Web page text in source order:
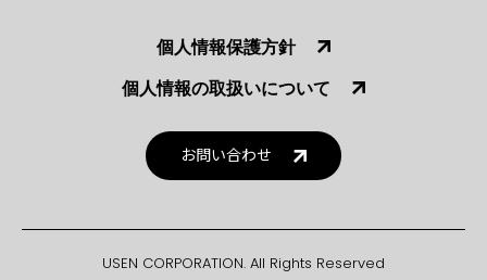
個人情報保護方針
個人情報の取扱いについて
お問い合わせ
USEN CORPORATION. All Rights Reserved